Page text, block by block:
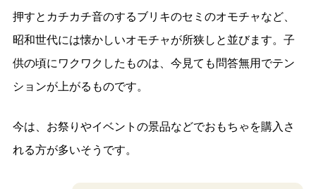
押すとカチカチ音のするブリキのセミのオモチャなど、
昭和世代には懐かしいオモチャが所狭しと並びます。子
供の頃にワクワクしたものは、今見ても問答無用でテン
ションが上がるものです。
今は、お祭りやイベントの景品などでおもちゃを購入さ
れる方が多いそうです。